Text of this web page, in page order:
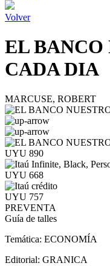
Volver
EL BANCO
CADA DIA
MARCUSE, ROBERT
UYU 890
UYU 668
UYU 757
PREVENTA
Guía de talles
Temática: ECONOMÍA
Editorial: GRANICA